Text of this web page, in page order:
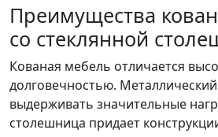
Преимущества
со стеклянной
Кованая мебель отличается
долговечностью.
выдерживать значительные
столешница придает